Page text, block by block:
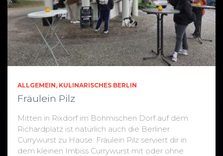
ALLGEMEIN KULINARISCHES BERLIN
Fräulein Pilz
Mitten in Rixdorf im Böhmischen Dorf auf dem
Richardplatz ist natürlich auch die Berliner
Currywurst zu Hause: Fräulein Pilz serviert dir in
dem kleinen Imbiss Currywurst mit oder ohne